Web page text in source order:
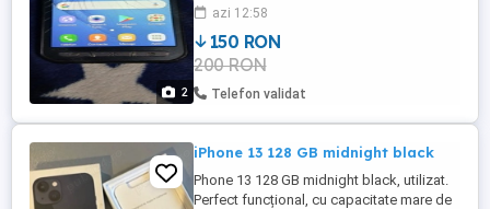
2
azi 12:58
150 RON
200 RON
Telefon validat
iPhone 13 128 GB midnight black
Phone 13 128 GB midnight black, utilizat.
Perfect funcțional, cu capacitate mare de